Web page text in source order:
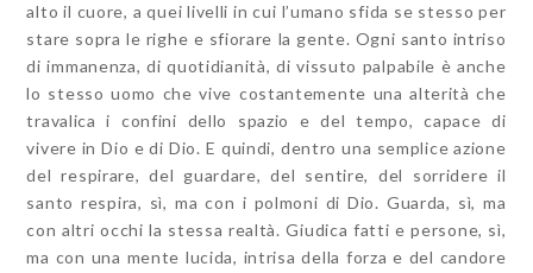
alto il cuore, a quei livelli in cui l’umano sfida se stesso per
stare sopra le righe e sfiorare la gente. Ogni santo intriso
di immanenza, di quotidianità, di vissuto palpabile è anche
lo stesso uomo che vive costantemente una alterità che
travalica i confini dello spazio e del tempo, capace di
vivere in Dio e di Dio. E quindi, dentro una semplice azione
del respirare, del guardare, del sentire, del sorridere il
santo respira, sì, ma con i polmoni di Dio. Guarda, sì, ma
con altri occhi la stessa realtà. Giudica fatti e persone, sì,
ma con una mente lucida, intrisa della forza e del candore